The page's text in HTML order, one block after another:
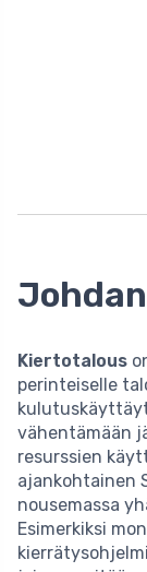
Kiertotalous
perinteiselle
vähentämään
resurssien
ajankohtainen
nousemassa
Esimerkiksi